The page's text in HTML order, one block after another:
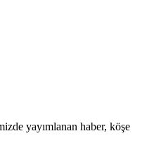
yayımlanan haber, köşe